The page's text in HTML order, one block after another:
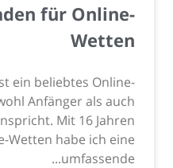
für Online-
Wetten
ein beliebtes Online-
Anfänger als auch
Mit 16 Jahren
Wetten habe ich eine
umfassende...